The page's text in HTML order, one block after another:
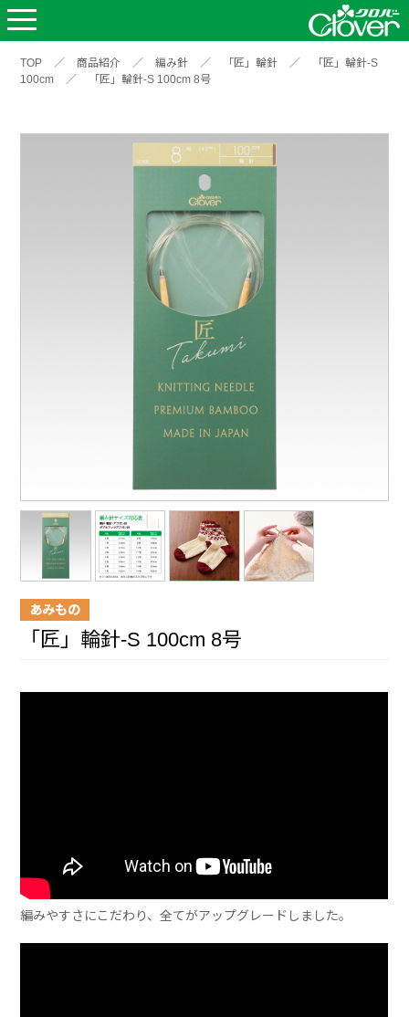
TOP ／ 商品紹介 ／ 編み針 ／ 「匠」輪針 ／
「匠」輪針-S
100cm
／ 「匠」輪針-S 100cm 8号
あみもの
「匠」輪針-S 100cm 8号
編みやすさにこだわり、全てがアップグレードしました。